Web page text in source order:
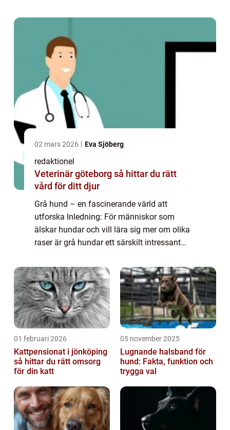
02 mars 2026 Eva Sjöberg
redaktionel
Veterinär göteborg så hittar du rätt
vård för ditt djur
Grå hund – en fascinerande värld att
utforska Inledning: För människor som
älskar hundar och vill lära sig mer om olika
raser är grå hundar ett särskilt intressant
vi att ge en grundlig översikt över...
01 februari 2026
Kattpensionat i jönköping
så hittar du rätt omsorg
för din katt
05 november 2025
Lugnande halsband för
hund: Fakta, funktion och
trygga val